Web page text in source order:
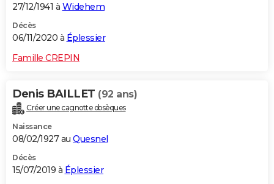
27/12/1941 à Widehem
Décès
06/11/2020 à Éplessier
Famille CREPIN
Denis BAILLET (92 ans)
Créer une cagnotte obsèques
Naissance
08/02/1927 au Quesnel
Décès
15/07/2019 à Éplessier